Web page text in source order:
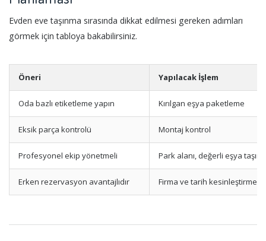
Evden eve taşınma sırasında dikkat edilmesi gereken adımları
görmek için tabloya bakabilirsiniz.
Öneri Yapılacak İşlem
Oda bazlı etiketleme yapın Kırılgan eşya paketleme
Eksik parça kontrolü Montaj kontrol
Profesyonel ekip yönetmeli Park alanı, değerli eşya
Erken rezervasyon avantajlıdır Firma ve tarih kesinleştirme